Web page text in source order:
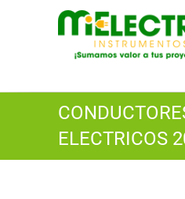
Mielectric
ELECTRICOS